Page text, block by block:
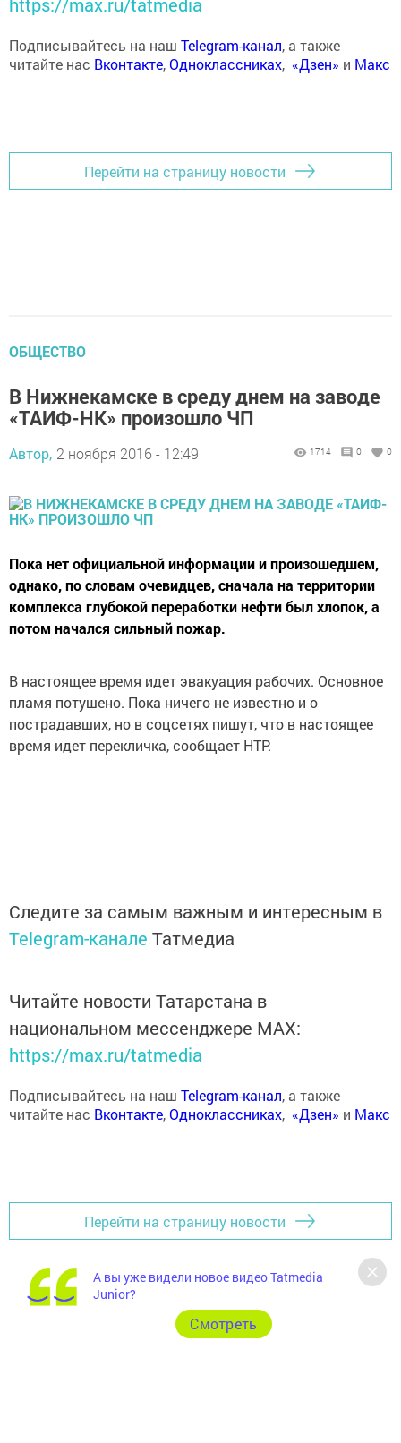
Подписывайтесь на наш Telegram-канал, а также
читайте нас Вконтакте,Одноклассниках, «Дзен» и Макс
Перейти на страницу новости
ОБЩЕСТВО
В Нижнекамске в среду днем на заводе
«ТАИФ-НК» произошло ЧП
Автор, 2 ноября 2016 - 12:49 1714 0 0
Пока нет официальной информации и произошедшем,
однако, по словам очевидцев, сначала на территории
комплекса глубокой переработки нефти был хлопок, а
потом начался сильный пожар.
В настоящее время идет эвакуация рабочих. Основное
пламя потушено. Пока ничего не известно и о
пострадавших, но в соцсетях пишут, что в настоящее
время идет перекличка, сообщает НТР.
Следите за самым важным и интересным в
Telegram-канале Татмедиа
Читайте новости Татарстана в
национальном мессенджере MАХ:
https://max.ru/tatmedia
Подписывайтесь на наш Telegram-канал, а также
читайте нас Вконтакте,Одноклассниках, «Дзен» и Макс
Перейти на страницу новости
А вы уже видели новое видео Tatmedia
Junior?
Cмотреть